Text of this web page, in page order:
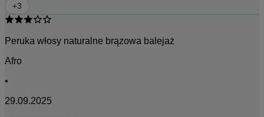
+3
Peruka włosy naturalne brązowa balejaż
Afro
•
29.09.2025